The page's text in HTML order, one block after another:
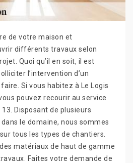
de votre maison et
différents travaux selon
Quoi qu’il en soit, il est
l’intervention d’un
Si vous habitez à Le Logis
pouvez recourir au service
Disposant de plusieurs
le domaine, nous sommes
tous les types de chantiers.
matériaux de haut de gamme
Faites votre demande de